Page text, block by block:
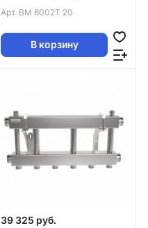
подкл.котла G 1″ 2+1
Арт. BM 6002T 20
В корзину
39 325 руб.